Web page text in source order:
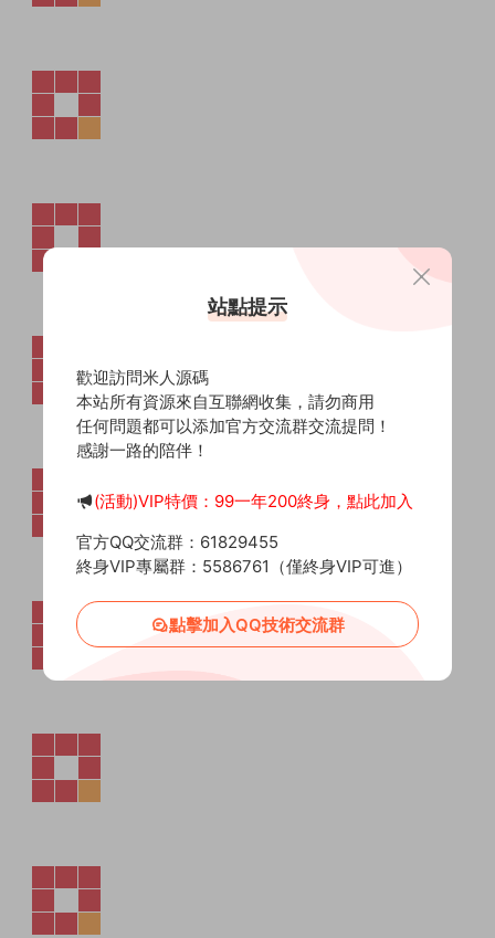
站點提示
歡迎訪問米人源碼
本站所有資源來自互聯網收集，請勿商用
任何問題都可以添加官方交流群交流提問！
感謝一路的陪伴！
(活動)VIP特價：99一年200終身，點此加入
官方QQ交流群：61829455
終身VIP專屬群：5586761（僅終身VIP可進）
點擊加入QQ技術交流群